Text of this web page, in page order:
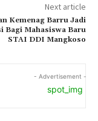
Next article
Kemenag Barru Jadi
Bagi Mahasiswa Baru
STAI DDI Mangkoso
- Advertisement -